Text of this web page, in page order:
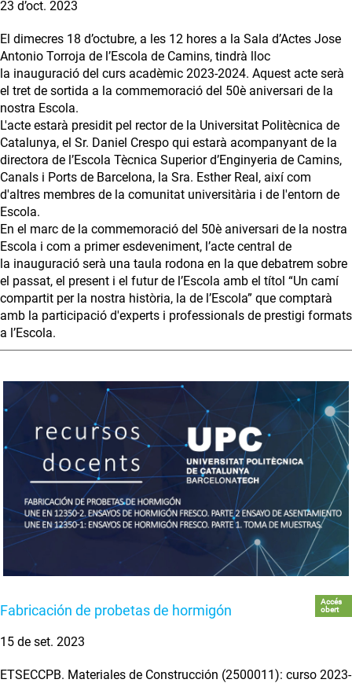
23 d’oct. 2023
El dimecres 18 d’octubre, a les 12 hores a la Sala d’Actes Jose
Antonio Torroja de l’Escola de Camins, tindrà lloc
la inauguració del curs acadèmic 2023-2024. Aquest acte serà
el tret de sortida a la commemoració del 50è aniversari de la
nostra Escola.
L'acte estarà presidit pel rector de la Universitat Politècnica de
Catalunya, el Sr. Daniel Crespo qui estarà acompanyant de la
directora de l’Escola Tècnica Superior d’Enginyeria de Camins,
Canals i Ports de Barcelona, la Sra. Esther Real, així com
d'altres membres de la comunitat universitària i de l'entorn de
Escola.
En el marc de la commemoració del 50è aniversari de la nostra
Escola i com a primer esdeveniment, l’acte central de
la inauguració serà una taula rodona en la que debatrem sobre
el passat, el present i el futur de l’Escola amb el títol “Un camí
compartit per la nostra història, la de l’Escola” que comptarà
amb la participació d'experts i professionals de prestigi formats
a l’Escola.
Fabricación de probetas de hormigón
Accés
obert
15 de set. 2023
ETSECCPB. Materiales de Construcción (2500011): curso 2023-